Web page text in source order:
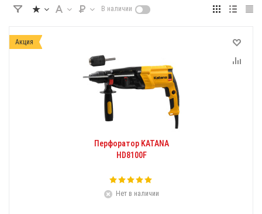
В наличии
Акция
Перфоратор KATANA
HD8100F
Нет в наличии